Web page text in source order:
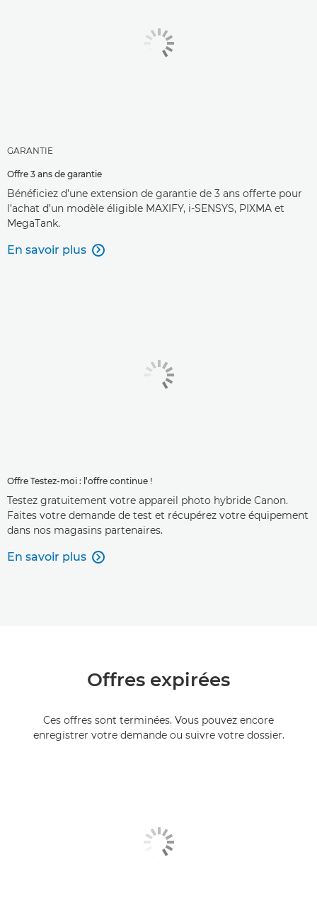
GARANTIE
Offre 3 ans de garantie
Bénéficiez d’une extension de garantie de 3 ans offerte pour
l’achat d’un modèle éligible MAXIFY, i-SENSYS, PIXMA et
MegaTank.
En savoir plus 
Offre Testez-moi : l’offre continue !
Testez gratuitement votre appareil photo hybride Canon.
Faites votre demande de test et récupérez votre équipement
dans nos magasins partenaires.
En savoir plus 
Offres expirées
Ces offres sont terminées. Vous pouvez encore
enregistrer votre demande ou suivre votre dossier.